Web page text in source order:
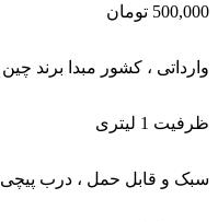
500,000 تومان
وارداتی ، کشور مبدا برند چین
ظرفیت 1 لیتری
سبک و قابل حمل ، درب پیچی